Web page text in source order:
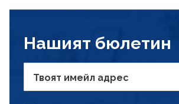
Нашият бюлетин
Твоят имейл адрес